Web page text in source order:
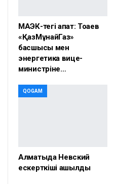
МАЭК-тегі апат: Тоқаев
«ҚазМұнайГаз»
басшысы мен
энергетика вице-
министріне…
QOGAM
Алматыда Невский
ескерткіші ашылды